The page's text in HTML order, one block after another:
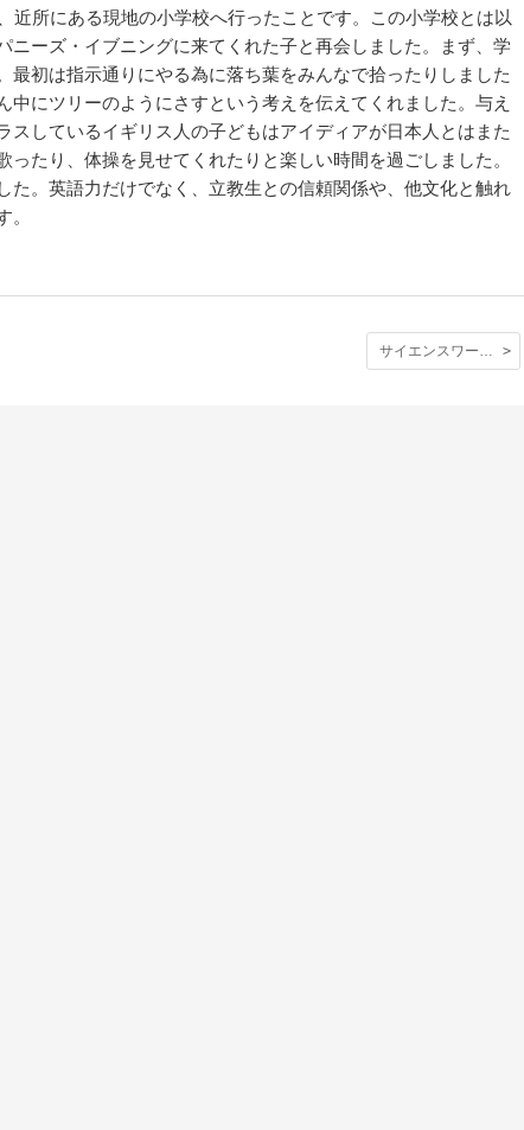
所にある現地の小学校へ行ったことです。この小学校とは以
ーズ・イブニングに来てくれた子と再会しました。まず、学
初は指示通りにやる為に落ち葉をみんなで拾ったりしました
にツリーのようにさすという考えを伝えてくれました。与え
しているイギリス人の子どもはアイディアが日本人とはまた
たり、体操を見せてくれたりと楽しい時間を過ごしました。
。英語力だけでなく、立教生との信頼関係や、他文化と触れ
。
サイエンスワークショップに向けて